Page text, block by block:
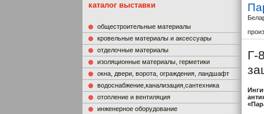
каталог выставки
общестроительные материалы
кровельные материалы и аксессуары
отделочные материалы
изоляционные материалы, герметики
окна, двери, ворота, ограждения, ландшафт
водоснабжение,канализация,сантехника
отопление и вентиляция
инженерное оборудование
Г-